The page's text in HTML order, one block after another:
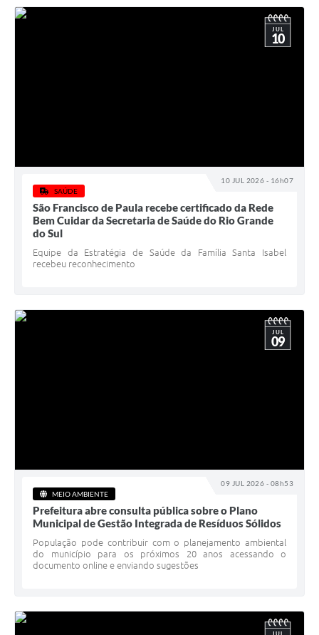
10 JUL 2026 - 16h07
JUL
10
SAÚDE
São Francisco de Paula recebe certificado da Rede
Bem Cuidar da Secretaria de Saúde do Rio Grande
do Sul
Equipe da Estratégia de Saúde da Família Santa Isabel
recebeu reconhecimento
09 JUL 2026 - 08h53
JUL
09
MEIO AMBIENTE
Prefeitura abre consulta pública sobre o Plano
Municipal de Gestão Integrada de Resíduos Sólidos
População pode contribuir com o planejamento ambiental
do município para os próximos 20 anos acessando o
documento online e enviando sugestões